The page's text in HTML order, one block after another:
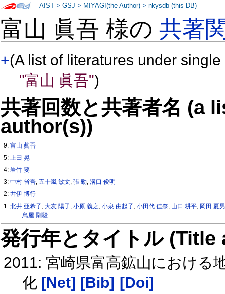
富山 眞吾 様の共著
+(A list of literatures under
"富山 眞吾")
共著回数と共著者名 (a
author(s))
9:富山 眞吾
5:上田 晃
4:岩竹 要
3:中村 省吾,五十嵐 敏文,張 勁,溝口 俊明
2:井伊 博行
1:北井 亜希子 ,大友 陽子 ,小原 義之 ,小泉 由起子 ,小田代 佳奈 山口 耕平 岡田 夏
鳥屋 剛毅
発行年とタイトル
2011: 宮崎県富高鉱山における
化 [Net] [Bib]
[Doi]
AIST >GSJ > MIYAGI(the Author) >nkysdb (this DB)